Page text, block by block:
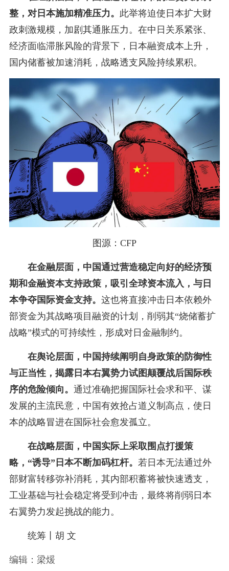
整，对日本施加精准压力。 此举将迫使日本扩大财
政刺激规模，加剧其通胀压力。在中日关系紧张、
经济面临滞胀风险的背景下，日本融资成本上升，
国内储蓄被加速消耗，战略透支风险持续累积。
图源：CFP
在金融层面，中国通过营造稳定向好的经济预
期和金融资本支持政策，吸引全球资本流入，与日
本争夺国际资金支持。 这也将直接冲击日本依赖外
部资金为其战略项目融资的计划，削弱其“烧储蓄扩
战略”模式的可持续性，形成对日金融制约。
在舆论层面，中国持续阐明自身政策的防御性
与正当性，揭露日本右翼势力试图颠覆战后国际秩
序的危险倾向。 通过准确把握国际社会求和平、谋
发展的主流民意，中国有效抢占道义制高点，使日
本的战略冒进在国际社会愈发孤立。
在战略层面，中国实际上采取围点打援策
略，“诱导”日本不断加码杠杆。 若日本无法通过外
部财富转移弥补消耗，其内部积蓄将被快速透支，
工业基础与社会稳定将受到冲击，最终将削弱日本
右翼势力发起挑战的能力。
统筹丨胡 文
编辑：梁煖